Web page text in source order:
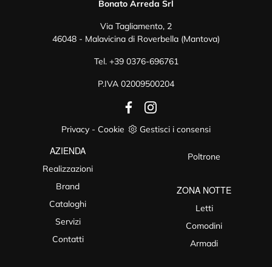
Bonato Arreda Srl
Via Tagliamento, 2
46048 - Malavicina di Roverbella (Mantova)
Tel. +39 0376-696761
P.IVA 02009500204
Privacy - Cookie Gestisci i consensi
AZIENDA
Realizzazioni
Brand
Cataloghi
Servizi
Contatti
Poltrone
ZONA NOTTE
Letti
Comodini
Armadi